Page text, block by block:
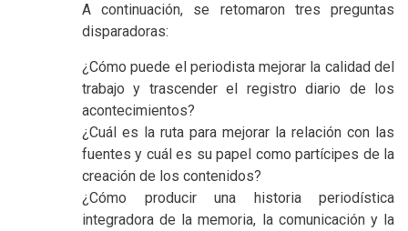
A continuación, se retomaron tres preguntas
disparadoras:
¿Cómo puede el periodista mejorar la calidad del
trabajo y trascender el registro diario de los
acontecimientos?
¿Cuál es la ruta para mejorar la relación con las
fuentes y cuál es su papel como partícipes de la
creación de los contenidos?
¿Cómo producir una historia periodística
integradora de la memoria, la comunicación y la